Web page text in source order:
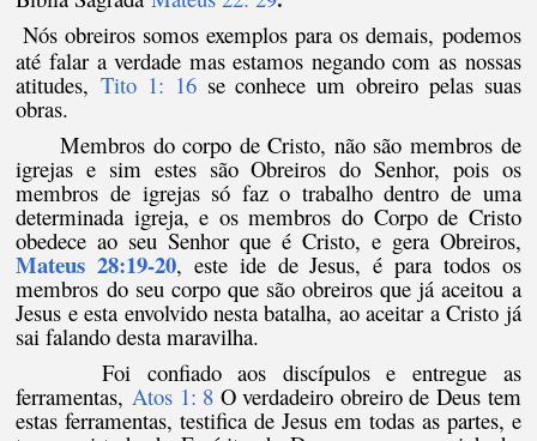
Nós obreiros somos exemplos para os demais, podemos
até falar a verdade mas estamos negando com as nossas
atitudes, Tito 1: 16 se conhece um obreiro pelas suas
obras.
Membros do corpo de Cristo, não são membros de
igrejas e sim estes são Obreiros do Senhor, pois os
membros de igrejas só faz o trabalho dentro de uma
determinada igreja, e os membros do Corpo de Cristo
obedece ao seu Senhor que é Cristo, e gera Obreiros,
Mateus 28:19-20, este ide de Jesus, é para todos os
membros do seu corpo que são obreiros que já aceitou a
Jesus e esta envolvido nesta batalha, ao aceitar a Cristo já
sai falando desta maravilha.
Foi confiado aos discípulos e entregue as
ferramentas, Atos 1: 8 O verdadeiro obreiro de Deus tem
estas ferramentas, testifica de Jesus em todas as partes, e